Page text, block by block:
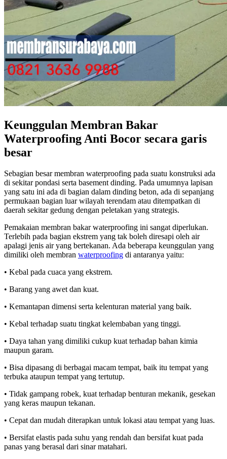
Keunggulan Membran Bakar
Waterproofing Anti Bocor secara garis
besar
Sebagian besar membran waterproofing pada suatu konstruksi ada
di sekitar pondasi serta basement dinding. Pada umumnya lapisan
yang satu ini ada di bagian dalam dinding beton, ada di sepanjang
permukaan bagian luar wilayah terendam atau ditempatkan di
daerah sekitar gedung dengan peletakan yang strategis.
Pemakaian membran bakar waterproofing ini sangat diperlukan.
Terlebih pada bagian ekstrem yang tak boleh diresapi oleh air
apalagi jenis air yang bertekanan. Ada beberapa keunggulan yang
dimiliki oleh membran waterproofing di antaranya yaitu:
• Kebal pada cuaca yang ekstrem.
• Barang yang awet dan kuat.
• Kemantapan dimensi serta kelenturan material yang baik.
• Kebal terhadap suatu tingkat kelembaban yang tinggi.
• Daya tahan yang dimiliki cukup kuat terhadap bahan kimia
maupun garam.
• Bisa dipasang di berbagai macam tempat, baik itu tempat yang
terbuka ataupun tempat yang tertutup.
• Tidak gampang robek, kuat terhadap benturan mekanik, gesekan
yang keras maupun tekanan.
• Cepat dan mudah diterapkan untuk lokasi atau tempat yang luas.
• Bersifat elastis pada suhu yang rendah dan bersifat kuat pada
panas yang berasal dari sinar matahari.